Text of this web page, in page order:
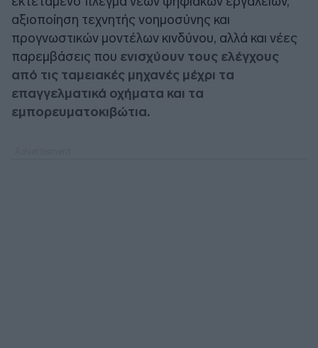
αξιοποίηση τεχνητής νοημοσύνης και
προγνωστικών μοντέλων κινδύνου, αλλά και νέες
παρεμβάσεις που ενισχύουν τους ελέγχους
από τις ταμειακές μηχανές μέχρι τα
επαγγελματικά οχήματα και τα
εμπορευματοκιβώτια.